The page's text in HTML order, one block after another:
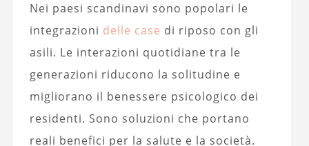
Nei paesi scandinavi sono popolari le
integrazioni delle case di riposo con gli
asili. Le interazioni quotidiane tra le
generazioni riducono la solitudine e
migliorano il benessere psicologico dei
residenti. Sono soluzioni che portano
reali benefici per la salute e la società.